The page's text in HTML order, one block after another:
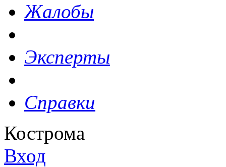
Жалобы
Эксперты
Справки
Кострома
Вход